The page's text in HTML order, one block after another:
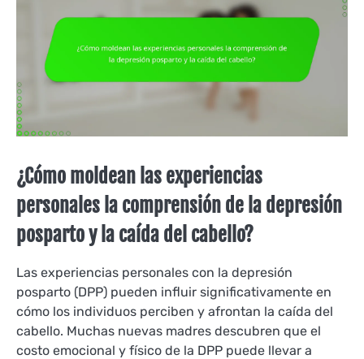
¿Cómo moldean las experiencias
personales la comprensión de la depresión
posparto y la caída del cabello?
Las experiencias personales con la depresión
posparto (DPP) pueden influir significativamente en
cómo los individuos perciben y afrontan la caída del
cabello. Muchas nuevas madres descubren que el
costo emocional y físico de la DPP puede llevar a